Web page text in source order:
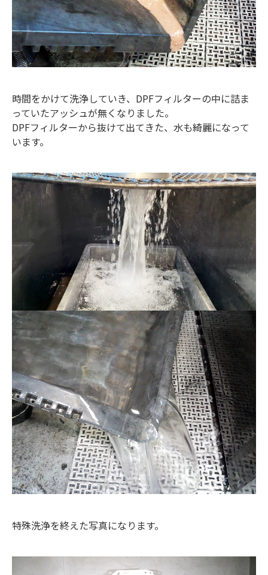
時間をかけて洗浄していき、DPFフィルターの中に詰ま
っていたアッシュが無くなりました。
DPFフィルターから抜けて出てきた、水も綺麗になって
います。
特殊洗浄を終えた写真になります。